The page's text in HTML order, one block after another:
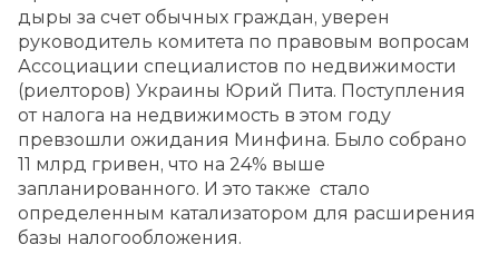
дыры за счет обычных граждан, уверен
руководитель комитета по правовым вопросам
Ассоциации специалистов по недвижимости
(риелторов) Украины Юрий Пита. Поступления
от налога на недвижимость в этом году
превзошли ожидания Минфина. Было собрано
11 млрд гривен, что на 24% выше
запланированного. И это также стало
определенным катализатором для расширения
базы налогообложения.